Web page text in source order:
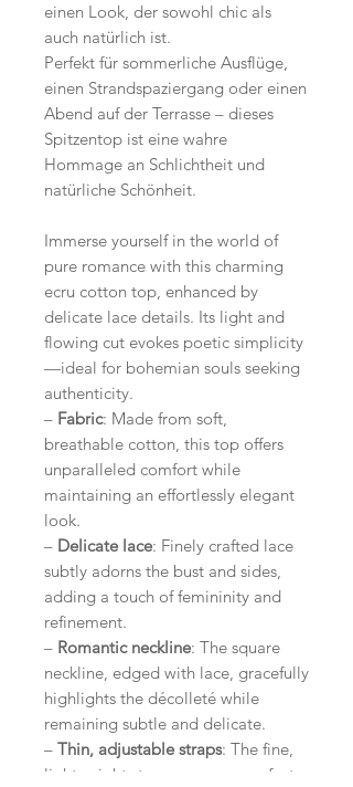
einen Look, der sowohl chic als
auch natürlich ist.
Perfekt für sommerliche Ausflüge,
einen Strandspaziergang oder einen
Abend auf der Terrasse – dieses
Spitzentop ist eine wahre
Hommage an Schlichtheit und
natürliche Schönheit.
Immerse yourself in the world of
pure romance with this charming
ecru cotton top, enhanced by
delicate lace details. Its light and
flowing cut evokes poetic simplicity
—ideal for bohemian souls seeking
authenticity.
– Fabric: Made from soft,
breathable cotton, this top offers
unparalleled comfort while
maintaining an effortlessly elegant
look.
– Delicate lace: Finely crafted lace
subtly adorns the bust and sides,
adding a touch of femininity and
refinement.
– Romantic neckline: The square
neckline, edged with lace, gracefully
highlights the décolleté while
remaining subtle and delicate.
– Thin, adjustable straps: The fine,
lightweight straps ensure a perfect